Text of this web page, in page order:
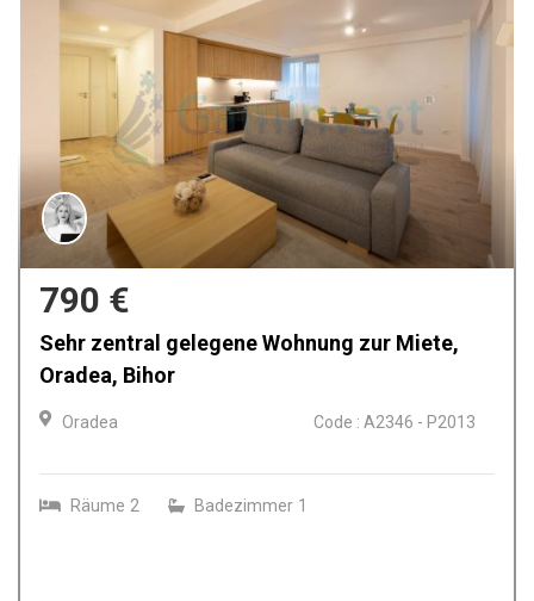
600 €
Apartament cu 2 camere si loc de parcare,
Prima Urabana, Oradea, Bihor
Oradea Code : A2345
Räume 2 Badezimmer 1